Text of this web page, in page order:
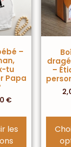
–
tu
Papa
€
les
–